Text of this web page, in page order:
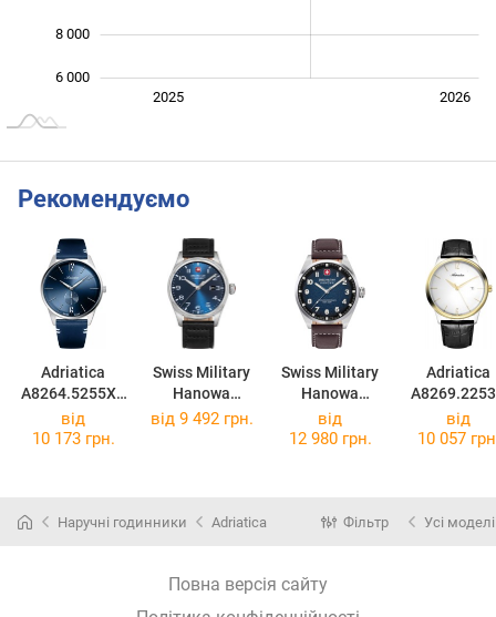
6 000
8 000
2026
2025
Рекомендуємо
Adriatica
A8264.5255XL
Q
Swiss Military
Hanowa
Thunderbolt
Swiss Military
Hanowa
Greyhound
SMWGA000150
Adriatica
від
10 173 грн.
від 9 492 грн.
від
12 980 грн.
від
10 057
Наручні годинники Adriatica Фільтр Усі моделі
Повна версія сайту